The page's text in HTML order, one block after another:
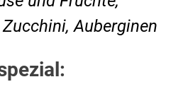
Auberginen